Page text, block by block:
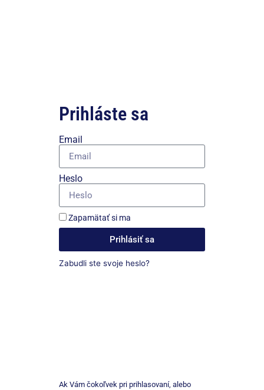
Prihláste sa
Email
Heslo
Zapamätať si ma
Prihlásiť sa
Zabudli ste svoje heslo?
Ak Vám čokoľvek pri prihlasovaní, alebo